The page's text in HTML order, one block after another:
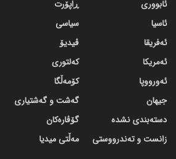
ئابووری
ئاسیا
ئەفریقا
ئەمریکا
ئەورووپا
جیهان
دسته‌بندی نشده
زانست و تەندرووستی
ڕاپۆرت
سیاسی
ڤیدیۆ
کەلتوری
کۆمەڵگا
گه‌شت و گه‌شتیاری
گۆڤاره‌کان
مەڵتی میدیا